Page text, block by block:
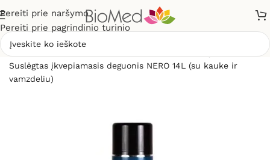
Pereiti prie naršymo
Pereiti prie pagrindinio turinio
Suslėgtas įkvepiamasis deguonis NERO 14L (su kauke ir
vamzdeliu)